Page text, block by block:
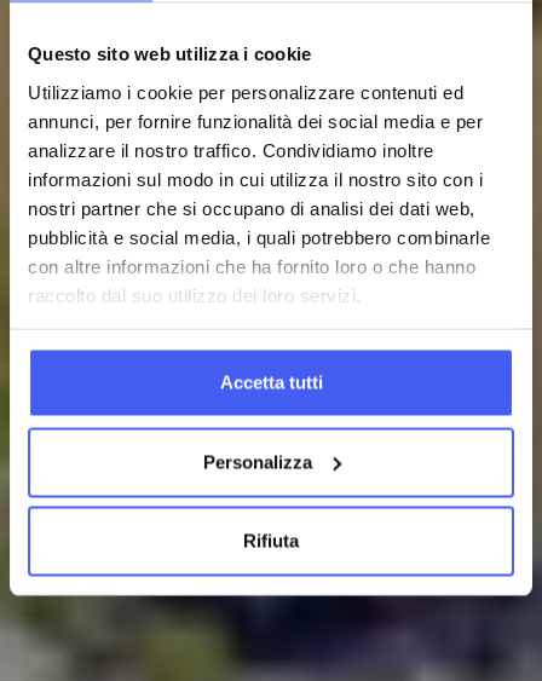
Questo sito web utilizza i cookie
Utilizziamo i cookie per personalizzare contenuti ed
annunci, per fornire funzionalità dei social media e per
analizzare il nostro traffico. Condividiamo inoltre
informazioni sul modo in cui utilizza il nostro sito con i
nostri partner che si occupano di analisi dei dati web,
pubblicità e social media, i quali potrebbero combinarle
con altre informazioni che ha fornito loro o che hanno
raccolto dal suo utilizzo dei loro servizi.
Accetta tutti
Personalizza
Rifiuta